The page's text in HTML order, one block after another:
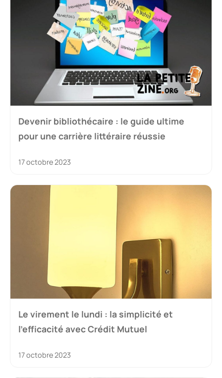
Devenir bibliothécaire : le guide ultime
pour une carrière littéraire réussie
17 octobre 2023
Le virement le lundi : la simplicité et
l’efficacité avec Crédit Mutuel
17 octobre 2023